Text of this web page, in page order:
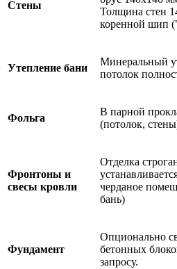
Стены
Толщина стен
коренной шип
Утепление бани
Минеральный
потолок
Фольга
В парной
(потолок,
Фронтоны и
свесы кровли
Отделка
черданое
бань)
Фундамент
Опционально
бетонных
запросу.